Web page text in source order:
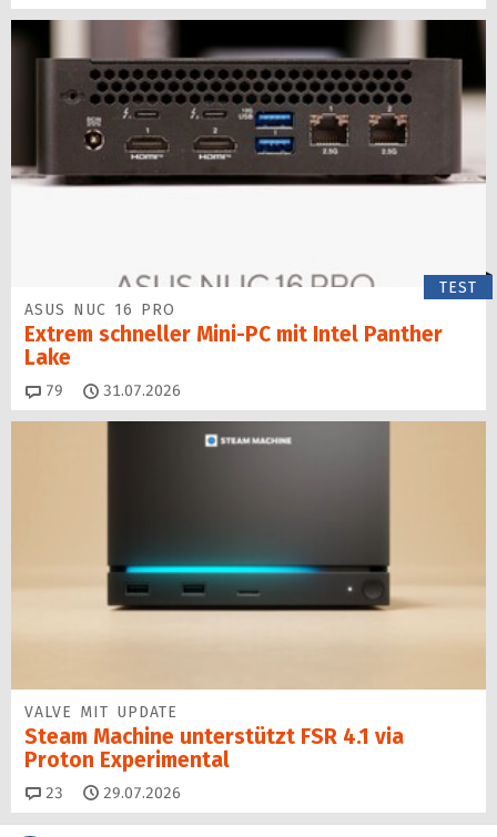
TEST
ASUS NUC 16 PRO
Extrem schneller Mini-PC mit Intel Panther
Lake
79 Kommentare
31.07.2026
VALVE MIT UPDATE
Steam Machine unterstützt FSR 4.1 via
Proton Experimental
23 Kommentare
29.07.2026